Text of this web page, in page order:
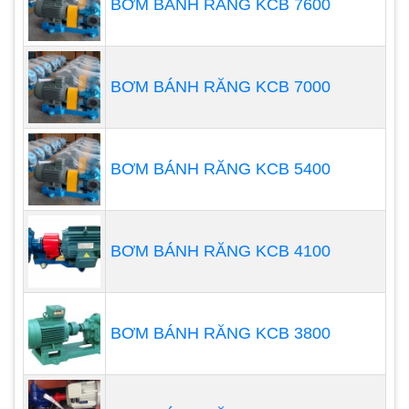
cơ càng mạnh thì càng ít phải chạy.
Chất lượng động cơ - Loại và chất lượng của
ổ trục động cơ điện, cùng với các yêu cầu về
bôi trơn, sẽ ảnh hưởng đến tuổi thọ của máy
bơm.
Cặn nước - Cặn bẩn có thểmài mòn và có thể
làm mòn vòng bi máy bơm. Máy bơm chìm có
thể được sử dụng trong các giếng cạn,
nhưng tảo, phù sa, cát và các chất gây ô
nhiễm khác được tìm thấy trong vùng nước
nông có thể làm giảm tuổi thọ của máy bơm.
Lắp đặt chất lượng - Việc lắp đặt không chỉ là
kết nối máy bơm và dây dẫn. Điều quan trọng
là phải đảm bảo vị trí thích hợp cho van kiểm
tra, bộ lọc và hệ thống dây điện.
BƠM BÁNH RĂNG KCB 7600
BƠM BÁNH RĂNG KCB 7000
BƠM BÁNH RĂNG KCB 5400
BƠM BÁNH RĂNG KCB 4100
BƠM BÁNH RĂNG KCB 3800